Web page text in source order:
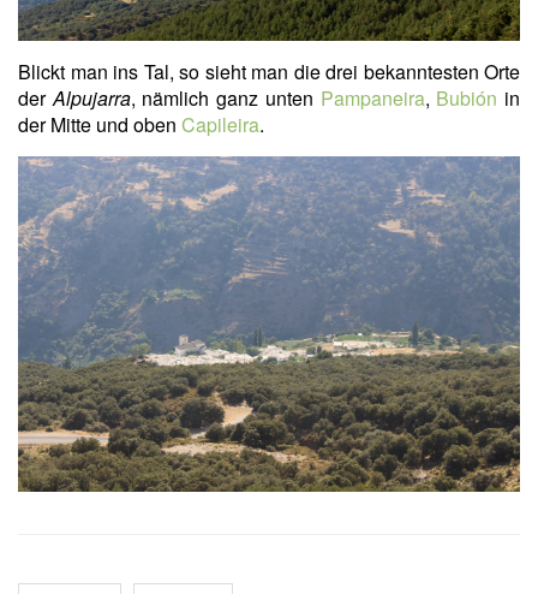
Blickt man ins Tal, so sieht man die drei bekanntesten Orte
derAlpujarra, nämlich ganz unten Pampaneira, Bubión in
der Mitte und oben Capileira.